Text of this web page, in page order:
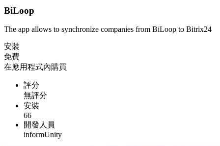
BiLoop
The app allows to synchronize companies from BiLoop to Bitrix24
安裝
免費
在應用程式內購買
評分
無評分
安裝
66
開發人員
informUnity